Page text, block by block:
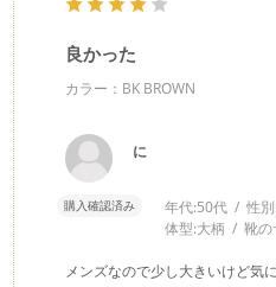
良かった
カラー：BK BROWN
に
購入確認済み 年代:50代 性
体型:大柄 靴
メンズなので少し大きいけど気